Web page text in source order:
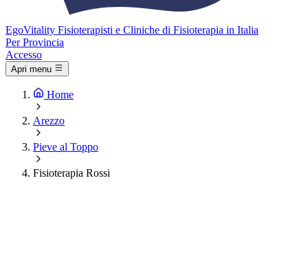
EgoVitality Fisioterapisti e Cliniche di Fisioterapia in Italia
Per Provincia
Accesso
Apri menu
Home
Arezzo
Pieve al Toppo
Fisioterapia Rossi